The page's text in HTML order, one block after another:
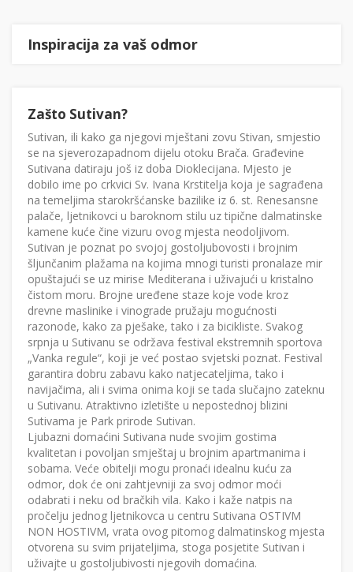
Inspiracija za vaš odmor
Zašto Sutivan?
Sutivan, ili kako ga njegovi mještani zovu Stivan, smjestio
se na sjeverozapadnom dijelu otoku Brača. Građevine
Sutivana datiraju još iz doba Dioklecijana. Mjesto je
dobilo ime po crkvici Sv. Ivana Krstitelja koja je sagrađena
na temeljima starokršćanske bazilike iz 6. st. Renesansne
palače, ljetnikovci u baroknom stilu uz tipične dalmatinske
kamene kuće čine vizuru ovog mjesta neodoljivom.
Sutivan je poznat po svojoj gostoljubovosti i brojnim
šljunčanim plažama na kojima mnogi turisti pronalaze mir
opuštajući se uz mirise Mediterana i uživajući u kristalno
čistom moru. Brojne uređene staze koje vode kroz
drevne maslinike i vinograde pružaju mogućnosti
razonode, kako za pješake, tako i za bicikliste. Svakog
srpnja u Sutivanu se održava festival ekstremnih sportova
„Vanka regule“, koji je već postao svjetski poznat. Festival
garantira dobru zabavu kako natjecateljima, tako i
navijačima, ali i svima onima koji se tada slučajno zateknu
u Sutivanu. Atraktivno izletište u nepostednoj blizini
Sutivama je Park prirode Sutivan.
Ljubazni domaćini Sutivana nude svojim gostima
kvalitetan i povoljan smještaj u brojnim apartmanima i
sobama. Veće obitelji mogu pronaći idealnu kuću za
odmor, dok će oni zahtjevniji za svoj odmor moći
odabrati i neku od bračkih vila. Kako i kaže natpis na
pročelju jednog ljetnikovca u centru Sutivana OSTIVM
NON HOSTIVM, vrata ovog pitomog dalmatinskog mjesta
otvorena su svim prijateljima, stoga posjetite Sutivan i
uživajte u gostoljubivosti njegovih domaćina.